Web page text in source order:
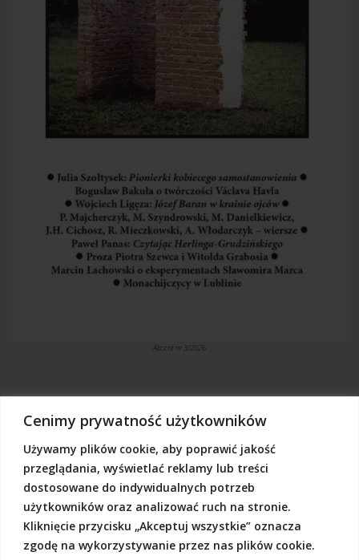
Cenimy prywatność użytkowników
Używamy plików cookie, aby poprawić jakość
przeglądania, wyświetlać reklamy lub treści
dostosowane do indywidualnych potrzeb
użytkowników oraz analizować ruch na stronie.
Kliknięcie przycisku „Akceptuj wszystkie” oznacza
zgodę na wykorzystywanie przez nas plików cookie.
Akcent nr 3/2026
„Akcent” jest czasopismem niezależnym, utrzymujemy się z dotacji
budżetowych oraz darowizn. Będziemy wdzięczni, jeśli zechcą nas
Państwo wesprzeć dowolną kwotą.
Wschodnia Fundacja Kultury „Akcent”, ul. Grodzka 3, 20-112 Lublin
Nr rachunku:50124015031111000017528667
(z dopiskiem: Darowizna na działalność statutową Wschodniej
Fundacji Kultury Akcent w sferze pożytku publicznego)